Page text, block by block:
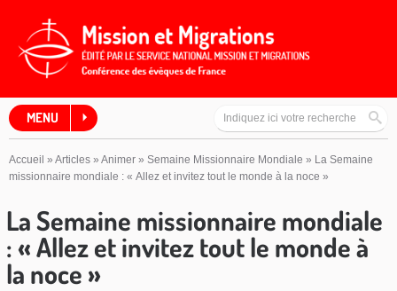
MENU
Accueil » Articles » Animer » Semaine Missionnaire Mondiale » La Semaine
missionnaire mondiale : « Allez et invitez tout le monde à la noce »
La Semaine missionnaire mondiale
: « Allez et invitez tout le monde à
la noce »